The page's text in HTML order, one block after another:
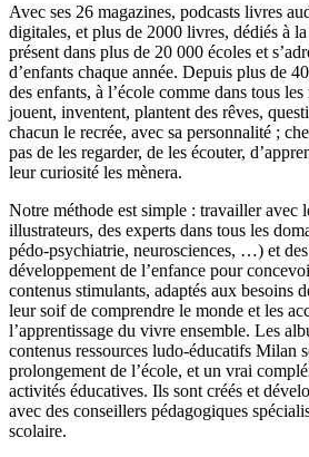
Avec ses 26 magazines, podcasts livres
digitales, et plus de 2000 livres, dédiés à
présent dans plus de 20 000 écoles et
d’enfants chaque année. Depuis plus de
des enfants, à l’école comme dans tous
jouent, inventent, plantent des rêves,
chacun le recrée, avec sa personnalité ;
pas de les regarder, de les écouter,
leur curiosité les mènera.
Notre méthode est simple : travailler avec
illustrateurs, des experts dans tous les
pédo-psychiatrie, neurosciences, …) et
développement de l’enfance pour
contenus stimulants, adaptés aux besoins
leur soif de comprendre le monde et les
l’apprentissage du vivre ensemble. Les
contenus ressources ludo-éducatifs Milan
prolongement de l’école, et un vrai
activités éducatives. Ils sont créés et
avec des conseillers pédagogiques
scolaire.